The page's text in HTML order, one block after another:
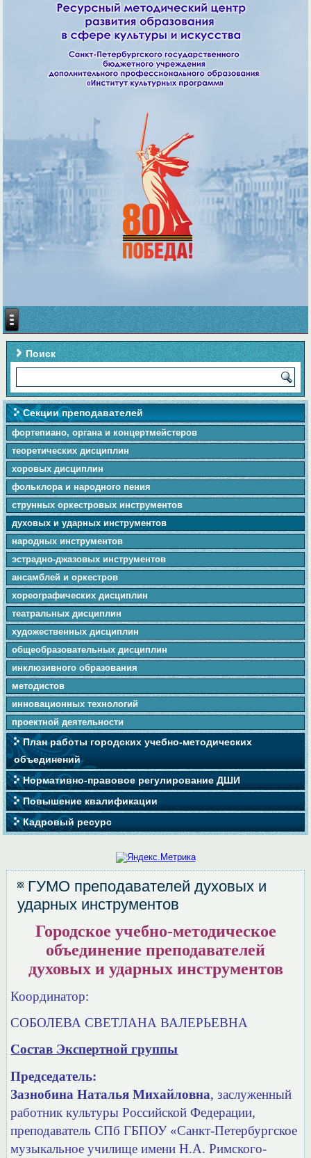
Поиск
Секции преподавателей
фортепиано, органа и концертмейстеров
теоретических дисциплин
хоровых дисциплин
фольклора и народного пения
cтpунныx оркестровых инструментов
духовых и ударных инструментов
народных инструментов
эстрадно-джазовых инструментов
ансамблей и оркестров
хореографических дисциплин
театральных дисциплин
художественных дисциплин
общеобразовательных дисциплин
инклюзивного образования
методистов
инновационных технологий
проектной деятельности
План работы городских учебно-методических
объединений
Нормативно-правовое регулирование ДШИ
Повышение квалификации
Кадровый ресурс
ГУМО преподавателей духовых и
ударных инструментов
Городское учебно-методическое
объединение преподавателей
духовых и ударных инструментов
Координатор:
СОБОЛЕВА СВЕТЛАНА ВАЛЕРЬЕВНА
Состав Экспертной группы
Председатель:
Зазнобина Наталья Михайловна, заслуженный
работник культуры Российской Федерации,
преподаватель СПб ГБПОУ «Санкт-Петербургское
музыкальное училище имени Н.А. Римского-